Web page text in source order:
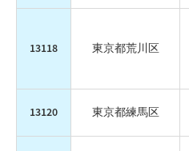
13118 東京都荒川区
13120 東京都練馬区